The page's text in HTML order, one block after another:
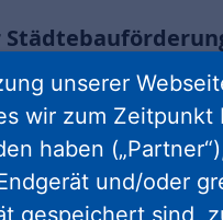
ist in 16
über Gotha, Bürstadt und
Die
Nassauische
ist für Kommunen in
unserer
wir zum Zeitpunkt
haben
und/oder
gespeichert sind,